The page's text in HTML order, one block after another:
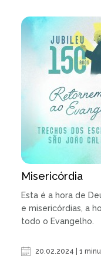
Misericórdia
Esta é a hora de
e misericórdias, a
todo o Evangelho.
20.02.2024 | 1